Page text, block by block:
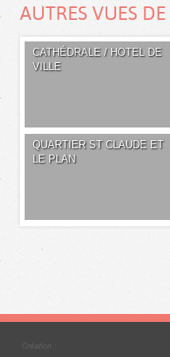
AUTRES VUES DE
CATHÉDRALE / HOTEL DE
VILLE
QUARTIER ST CLAUDE ET
LE PLAN